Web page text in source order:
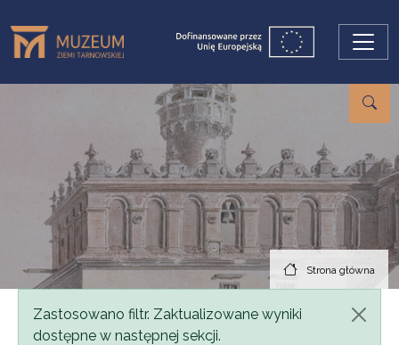
Strona główna
Komunikat
Zastosowano filtr. Zaktualizowane wyniki
dostępne w następnej sekcji.